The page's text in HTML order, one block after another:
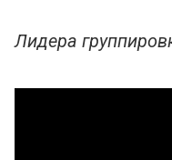
Лидера